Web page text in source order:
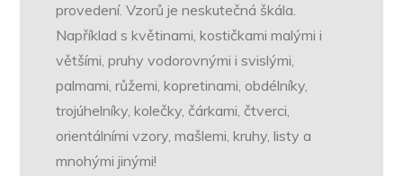
provedení. Vzorů je neskutečná škála.
Například s květinami, kostičkami malými i
většími, pruhy vodorovnými i svislými,
palmami, růžemi, kopretinami, obdélníky,
trojúhelníky, kolečky, čárkami, čtverci,
orientálními vzory, mašlemi, kruhy, listy a
mnohými jinými!